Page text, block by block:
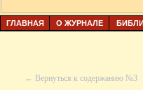
ГЛАВНАЯ О ЖУРНАЛЕ
← Вернуться к содержанию №3